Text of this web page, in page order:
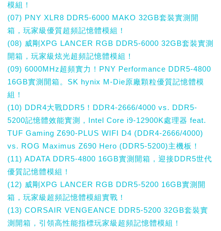
模組！
(07) PNY XLR8 DDR5-6000 MAKO 32GB套裝實測開
箱，玩家級優質超頻記憶體模組！
(08) 威剛XPG LANCER RGB DDR5-6000 32GB套裝實測
開箱，玩家級炫光超頻記憶體模組！
(09) 6000MHz超頻實力！PNY Performance DDR5-4800
16GB實測開箱。SK hynix M-Die原廠顆粒優質記憶體模
組！
(10) DDR4大戰DDR5！DDR4-2666/4000 vs. DDR5-
5200記憶體效能實測，Intel Core i9-12900K處理器 feat.
TUF Gaming Z690-PLUS WIFI D4 (DDR4-2666/4000)
vs. ROG Maximus Z690 Hero (DDR5-5200)主機板！
(11) ADATA DDR5-4800 16GB實測開箱，迎接DDR5世代
優質記憶體模組！
(12) 威剛XPG LANCER RGB DDR5-5200 16GB實測開
箱，玩家級超頻記憶體模組實戰！
(13) CORSAIR VENGEANCE DDR5-5200 32GB套裝實
測開箱，引領高性能指標玩家級超頻記憶體模組！